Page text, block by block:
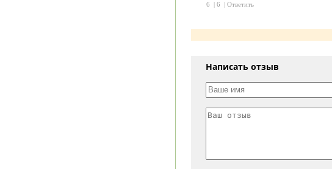
6
| 6 | Ответить
Написать отзыв